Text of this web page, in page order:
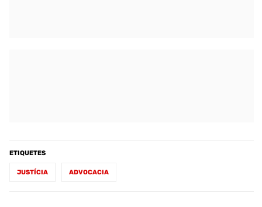
ETIQUETES
JUSTÍCIA ADVOCACIA